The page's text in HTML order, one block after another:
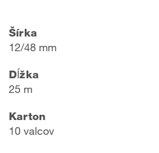
Šírka
12/48 mm
Dĺžka
25 m
Karton
10 valcov